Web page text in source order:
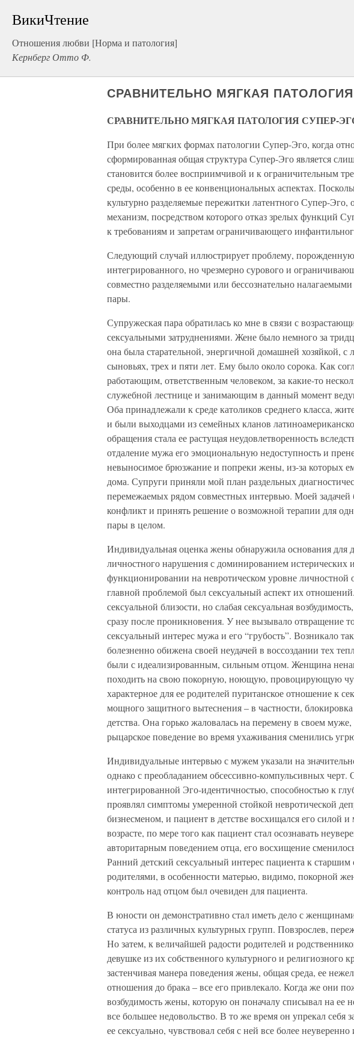
ВикиЧтение
Отношения любви [Норма и патология]
Кернберг Отто Ф.
СРАВНИТЕЛЬНО МЯГКАЯ
СРАВНИТЕЛЬНО МЯГКАЯ ПАТОЛОГИЯ СУПЕР-
При более мягких формах патологии Супер-Эго, когда
сформированная общая структура Супер-Эго является
становится более восприимчивой и к ограничительным
среды, особенно в ее конвенциональных аспектах.
культурно разделяемые пережитки латентного Супер-Эго,
механизм, посредством которого отказ зрелых функций
к требованиям и запретам ограничивающего
Следующий случай иллюстрирует проблему,
интегрированного, но чрезмерно сурового и
совместно разделяемыми или бессознательно
пары.
Супружеская пара обратилась ко мне в связи с
сексуальными затруднениями. Жене было немного за
она была старательной, энергичной домашней хозяйкой, с
сыновьях, трех и пяти лет. Ему было около сорока. Как
работающим, ответственным человеком, за какие-то
служебной лестнице и занимающим в данный момент
Оба принадлежали к среде католиков среднего класса,
и были выходцами из семейных кланов
обращения стала ее растущая неудовлетворенность
отдаление мужа его эмоциональную недоступность и
невыносимое брюзжание и попреки жены, из-за которых
дома. Супруги приняли мой план раздельных
перемежаемых рядом совместных интервью. Моей
конфликт и принять решение о возможной терапии для
пары в целом.
Индивидуальная оценка жены обнаружила основания для
личностного нарушения с доминированием истерических
функционировании на невротическом уровне личностной
главной проблемой был сексуальный аспект их
сексуальной близости, но слабая сексуальная
сразу после проникновения. У нее вызывало отвращение
сексуальный интерес мужа и его “грубость”. Возникало
болезненно обижена своей неудачей в воссоздании тех
были с идеализированным, сильным отцом. Женщина
походить на свою покорную, ноющую, провоцирующую
характерное для ее родителей пуританское отношение к
мощного защитного вытеснения – в частности,
детства. Она горько жаловалась на перемену в своем
рыцарское поведение во время ухаживания сменились
Индивидуальные интервью с мужем указали на
однако с преобладанием обсессивно-компульсивных
интегрированной Эго-идентичностью, способностью к
проявлял симптомы умеренной стойкой невротической
бизнесменом, и пациент в детстве восхищался его силой
возрасте, по мере того как пациент стал осознавать
авторитарным поведением отца, его восхищение
Ранний детский сексуальный интерес пациента к
родителями, в особенности матерью, видимо, покорной
контроль над отцом был очевиден для пациента.
В юности он демонстративно стал иметь дело с
статуса из различных культурных групп. Повзрослев,
Но затем, к величайшей радости родителей и
девушке из их собственного культурного и религиозного
застенчивая манера поведения жены, общая среда, ее
отношения до брака – все его привлекало. Когда же они
возбудимость жены, которую он поначалу списывал на ее
все большее недовольство. В то же время он упрекал себя
ее сексуально, чувствовал себя с ней все более